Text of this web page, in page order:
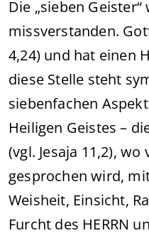
Die „sieben
missverstanden.
4,24) und hat einen
diese Stelle steht
siebenfachen
Heiligen Geistes –
(vgl. Jesaja 11,2), wo
gesprochen wird,
Weisheit, Einsicht,
Furcht des HERRN